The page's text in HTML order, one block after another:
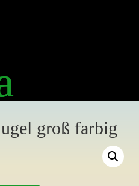
groß farbig